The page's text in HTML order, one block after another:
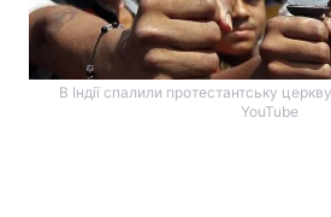
В Індії спалили протестантську
YouTube